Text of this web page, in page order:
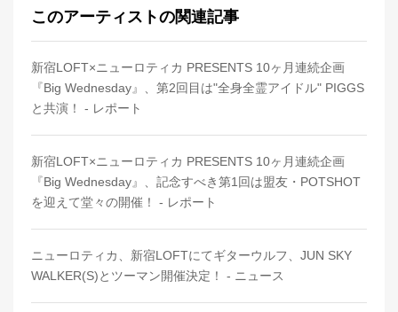
このアーティストの関連記事
新宿LOFT×ニューロティカ PRESENTS 10ヶ月連続企画
『Big Wednesday』、第2回目は"全身全霊アイドル" PIGGS
と共演！ - レポート
新宿LOFT×ニューロティカ PRESENTS 10ヶ月連続企画
『Big Wednesday』、記念すべき第1回は盟友・POTSHOT
を迎えて堂々の開催！ - レポート
ニューロティカ、新宿LOFTにてギターウルフ、JUN SKY
WALKER(S)とツーマン開催決定！ - ニュース